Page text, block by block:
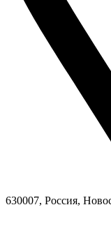
630007, Россия,